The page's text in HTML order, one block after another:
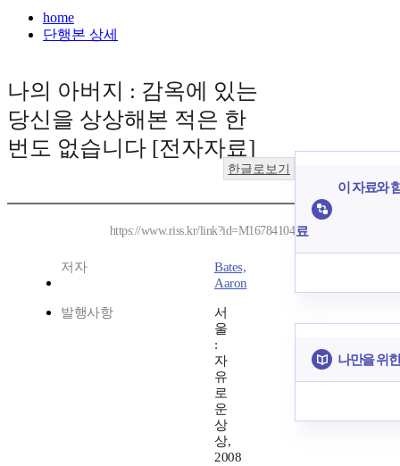
home
단행본 상세
나의 아버지 : 감옥에 있는
당신을 상상해본 적은 한
번도 없습니다 [전자자료]
한글로보기
https://www.riss.kr/link?id=M16784104
저자
Bates,
Aaron
발행사항
서
울
:
자
유
로
운
상
상,
2008
이 자료와
료
나만을 위